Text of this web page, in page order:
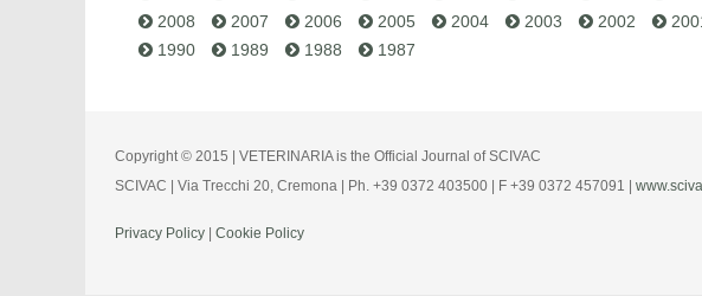
2008
2007 2006 2005 2004 2003 2002
1990
1989 1988 1987
Copyright © 2015 | VETERINARIA is the Official Journal of SCIVAC
SCIVAC | Via Trecchi 20, Cremona | Ph. +39 0372 403500 | F +39 0372 457091 |
Privacy Policy Cookie Policy